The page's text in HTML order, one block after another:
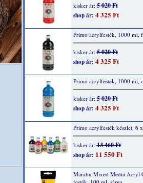
kisker ár:5 020 Ft
shop ár: 4 325 Ft
Primo acrylfesték, 1000 mi,
kisker ár:5 020 Ft
shop ár: 4 325 Ft
Primo acrylfesték, 1000 mi,
kisker ár:5 020 Ft
shop ár: 4 325 Ft
Primo acrylfesték készlet, 6
kisker ár:13 460 Ft
shop ár: 11 550 Ft
Marabu Mixed Media Acryl